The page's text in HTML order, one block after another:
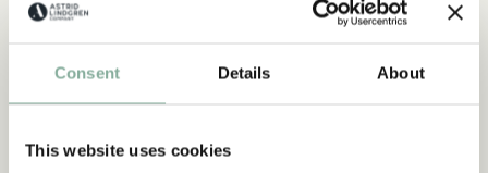
Consent Details About
This website uses cookies
NEU